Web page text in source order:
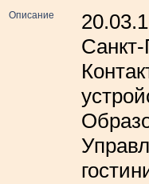
Описание